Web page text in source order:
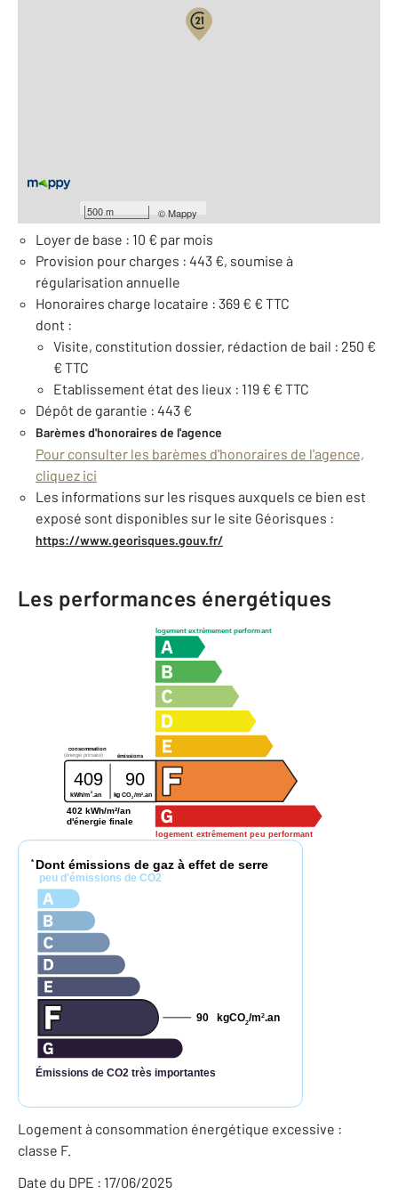
500 m ©Mappy
À savoir
Loyer de base : 10 € par mois
Provision pour charges : 443 €, soumise à
régularisation annuelle
Honoraires charge locataire : 369 € € TTC
dont :
Visite, constitution dossier, rédaction de bail : 250 €
€ TTC
Etablissement état des lieux : 119 € € TTC
Dépôt de garantie : 443 €
Barèmes d'honoraires de l'agence
Pour consulter les barèmes d'honoraires de l'agence,
cliquez ici
Les informations sur les risques auxquels ce bien est
exposé sont disponibles sur le site Géorisques :
https://www.georisques.gouv.fr/
Les performances énergétiques
logement extrêmement performant
logement extrêmement peu performant
consommation
émissions
(énergie primaire)
409 90
kWh/m 2 .an kg CO2/m2 .an
402 kWh/m²/an
d'énergie finale
* Dont émissions de gaz à effet de serre
peu d'émissions de CO2
Émissions de CO2 très importantes
kgCO2/m2.an
90
Logement à consommation énergétique excessive :
classe F.
Date du DPE : 17/06/2025